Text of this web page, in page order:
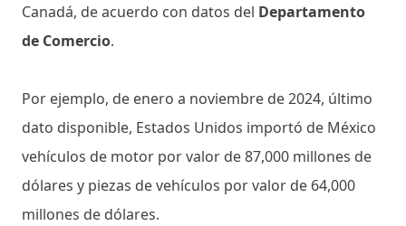
Canadá, de acuerdo con datos del Departamento
de Comercio.
Por ejemplo, de enero a noviembre de 2024, último
dato disponible, Estados Unidos importó de México
vehículos de motor por valor de 87,000 millones de
dólares y piezas de vehículos por valor de 64,000
millones de dólares.